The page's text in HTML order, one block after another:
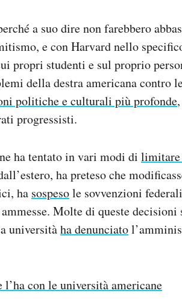
a suo dire non farebbero
e con Harvard nello
propri studenti e sul proprio
della destra americana contro
politiche e culturali più profonde
progressisti.
ha tentato in vari modi di limitare
ha preteso che
ha sospesole sovvenzioni
Molte di queste decisioni
universitàha denunciato
l’ha con le università americane